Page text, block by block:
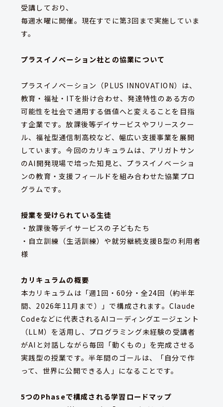
受講しており、
毎週水曜に開催。現在すでに第3回まで実施していま
す。
プラスイノベーション社との協業について
プラスイノベーション（PLUS INNOVATION）は、
教育・福祉・ITを掛け合わせ、発達特性のある方の
可能性を社会で通用する価値へと変えることを目指
す企業です。放課後等デイサービスやフリースクー
ル、福祉型通信制高校など、幅広い支援事業を展開
しています。今回のカリキュラムは、アリガトサン
のAI開発現場で培った知見と、プラスイノベーショ
ンの教育・支援フィールドを組み合わせた協業プロ
グラムです。
授業を受けられている生徒
・放課後等デイサービスの子どもたち
・自立訓練（生活訓練）や就労継続支援B型の利用者
様
カリキュラムの概要
本カリキュラムは「週1回・60分・全24回（約半年
間、2026年11月まで）」で構成されます。Claude
Codeなどに代表されるAIコーディングエージェント
（LLM）を活用し、プログラミング未経験の受講者
がAIと対話しながら毎回「動くもの」を完成させる
実践型の授業です。半年間のゴールは、「自分で作
って、世界に公開できる人」になることです。
5つのPhaseで構成される学習ロードマップ